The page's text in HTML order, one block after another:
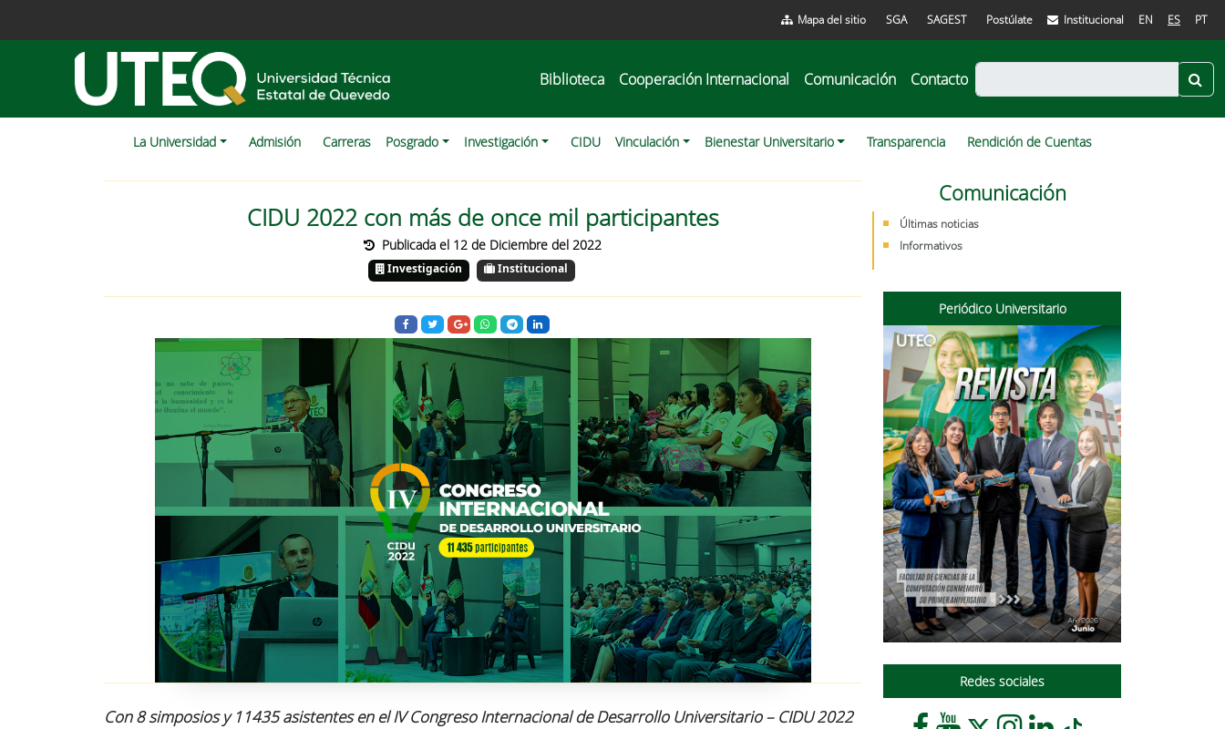
Mapa del sitio SGA SAGEST Postúlate Institucional EN ES PT
Biblioteca Cooperación Internacional Comunicación Contacto
La Universidad Admisión Carreras Posgrado Investigación CIDU Vinculación Bienestar Universitario Transparencia Rendición de Cuentas
CIDU 2022 con más de once mil participantes
Publicada el 12 de Diciembre del 2022
Investigación Institucional
Con 8 simposios y 11435 asistentes en el IV Congreso Internacional de Desarrollo Universitario – CIDU 2022
Comunicación
Últimas noticias
Informativos
Periódico Universitario
Redes sociales